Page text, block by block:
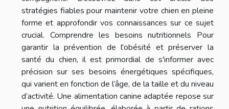
stratégies fiables pour maintenir votre chien en pleine
forme et approfondir vos connaissances sur ce sujet
crucial. Comprendre les besoins nutritionnels Pour
garantir la prévention de l'obésité et préserver la
santé du chien, il est primordial de s'informer avec
précision sur ses besoins énergétiques spécifiques,
qui varient en fonction de l’âge, de la taille et du niveau
d’activité. Une alimentation canine adaptée repose sur